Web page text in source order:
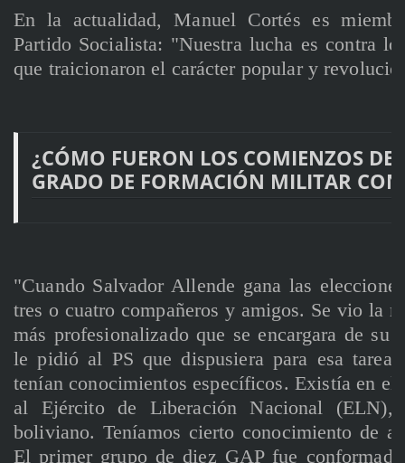
En la actualidad, Manuel Cortés es
Partido Socialista: "Nuestra lucha es contra
que traicionaron el carácter popular y
¿CÓMO FUERON LOS COMIENZOS
GRADO DE FORMACIÓN MILITAR
"Cuando Salvador Allende gana las
tres o cuatro compañeros y amigos. Se vio la
más profesionalizado que se encargara de su
le pidió al PS que dispusiera para esa tarea
tenían conocimientos específicos. Existía en el
al Ejército de Liberación Nacional
boliviano. Teníamos cierto conocimiento de
El primer grupo de diez GAP fue